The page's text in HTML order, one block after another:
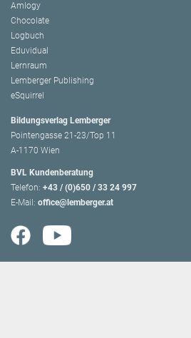
Amlogy
Chocolate
Logbuch
Eduvidual
Lernraum
Lemberger Publishing
eSquirrel
Bildungsverlag Lemberger
Pointengasse 21-23/Top 11
A-1170 Wien
BVL Kundenberatung
Telefon: +43 / (0)650 / 33 24 997
E-Mail: office@lemberger.at